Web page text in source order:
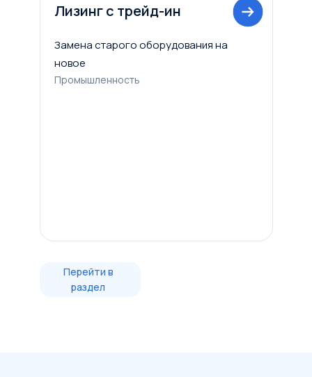
Лизинг с трейд-ин
Замена старого оборудования на
новое
Промышленность
Перейти в
раздел